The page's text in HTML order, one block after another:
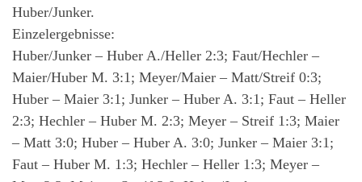
Huber/Junker.
Einzelergebnisse:
Huber/Junker – Huber A./Heller 2:3; Faut/Hechler –
Maier/Huber M. 3:1; Meyer/Maier – Matt/Streif 0:3;
Huber – Maier 3:1; Junker – Huber A. 3:1; Faut – Heller
2:3; Hechler – Huber M. 2:3; Meyer – Streif 1:3; Maier
– Matt 3:0; Huber – Huber A. 3:0; Junker – Maier 3:1;
Faut – Huber M. 1:3; Hechler – Heller 1:3; Meyer –